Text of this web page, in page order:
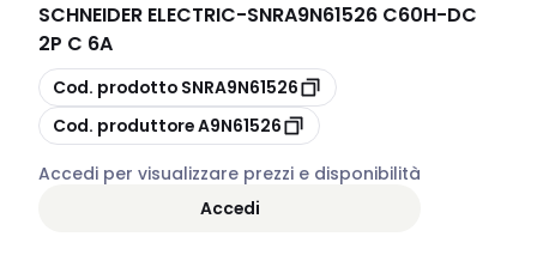
SCHNEIDER ELECTRIC-SNRA9N61526 C60H-DC
2P C 6A
copia
Cod. prodotto SNRA9N61526
copia
Cod. produttoreA9N61526
Accedi per visualizzare prezzi e disponibilità
Accedi